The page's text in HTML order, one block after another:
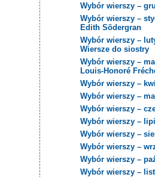
Wybór wierszy –
Wybór wierszy –
Edith Södergran
Wybór wierszy –
Wiersze do siostry
Wybór wierszy –
Louis-Honoré
Wybór wierszy –
Wybór wierszy –
Wybór wierszy –
Wybór wierszy –
Wybór wierszy –
Wybór wierszy –
Wybór wierszy –
Wybór wierszy –